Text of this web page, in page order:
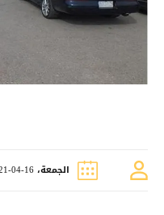
الجمعة، 16-04-2021